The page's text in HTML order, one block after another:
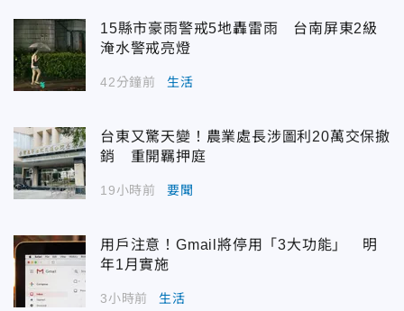
15縣市豪雨警戒5地轟雷雨 台南屏東2級
淹水警戒亮燈
42分鐘前 生活
台東又驚天變！農業處長涉圖利20萬交保撤
銷 重開羈押庭
19小時前 要聞
用戶注意！Gmail將停用「3大功能」 明
年1月實施
3小時前 生活